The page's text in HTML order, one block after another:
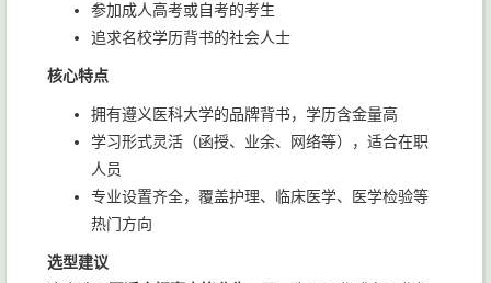
参加成人高考或自考的考生
追求名校学历背书的社会人士
核心特点
拥有遵义医科大学的品牌背书，学历含金量高
学习形式灵活（函授、业余、网络等），适合在职
人员
专业设置齐全，覆盖护理、临床医学、医学检验等
热门方向
选型建议